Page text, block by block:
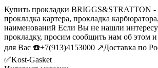
Купить прокладки BRIGGS&STRATTON -
прокладка картера, прокладка
наименований Если Вы не нашли
прокладку, просим сообщить нам об этом
для Вас ☎️+7(913)4153000 ↗️Доставка по
✅Kost-Gasket